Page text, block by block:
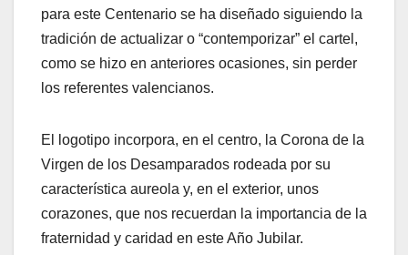
para este Centenario se ha diseñado siguiendo la
tradición de actualizar o “contemporizar” el cartel,
como se hizo en anteriores ocasiones, sin perder
los referentes valencianos.
El logotipo incorpora, en el centro, la Corona de la
Virgen de los Desamparados rodeada por su
característica aureola y, en el exterior, unos
corazones, que nos recuerdan la importancia de la
fraternidad y caridad en este Año Jubilar.